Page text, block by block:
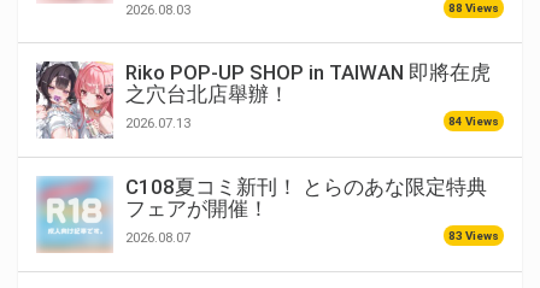
2026.08.03 88 Views
Riko POP-UP SHOP in TAIWAN 即將在虎
之穴台北店舉辦！
2026.07.13 84 Views
C108夏コミ新刊！ とらのあな限定特典
フェアが開催！
2026.08.07 83 Views